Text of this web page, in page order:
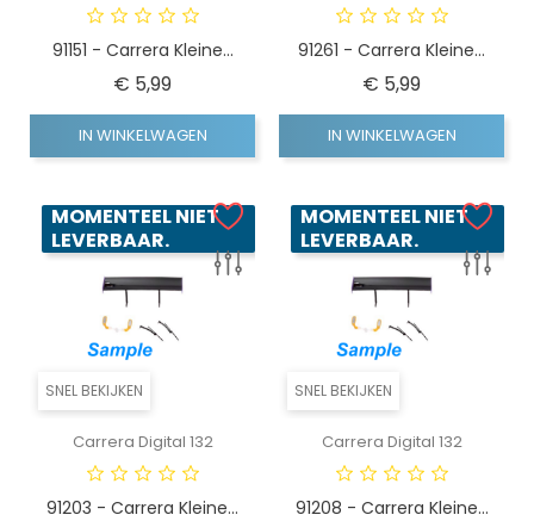
91151 - Carrera Kleine...
€ 5,99Prijs
IN WINKELWAGEN
91261 - Carrera Kleine...
€ 5,99Prijs
IN WINKELWAGEN
SNEL BEKIJKEN
MOMENTEEL NIET
LEVERBAAR.
Carrera Digital 132
91203 - Carrera Kleine...
SNEL BEKIJKEN
MOMENTEEL NIET
LEVERBAAR.
Carrera Digital 132
91208 - Carrera Kleine...